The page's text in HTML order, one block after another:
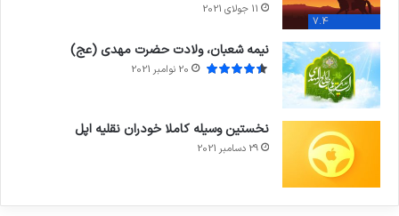
7.4
11 جولای 2021
نیمه شعبان، ولادت حضرت مهدی (عج)
20 نوامبر 2021
نخستین وسیله کاملا خودران نقلیه اپل
29 دسامبر 2021